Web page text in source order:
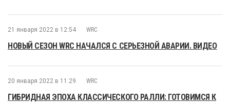
21 января 2022 в 12:54 WRC
НОВЫЙ СЕЗОН WRC НАЧАЛСЯ С СЕРЬЕЗНОЙ АВАРИИ. ВИДЕО
20 января 2022 в 11:29 WRC
ГИБРИДНАЯ ЭПОХА КЛАССИЧЕСКОГО РАЛЛИ: ГОТОВИМСЯ К